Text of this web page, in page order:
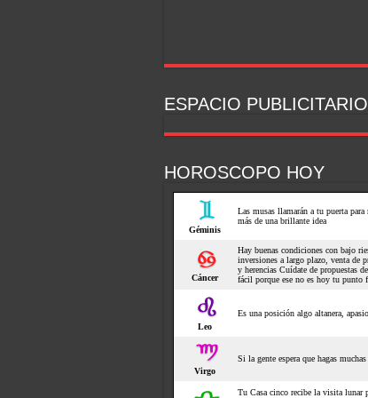
ESPACIO PUBLICITARIO
HOROSCOPO HOY